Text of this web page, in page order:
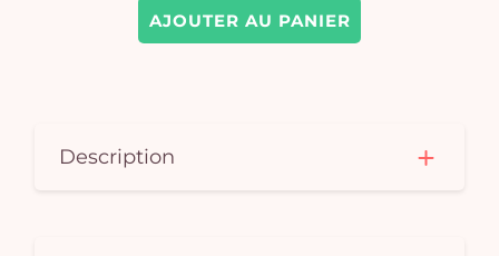
AJOUTER AU PANIER
Description